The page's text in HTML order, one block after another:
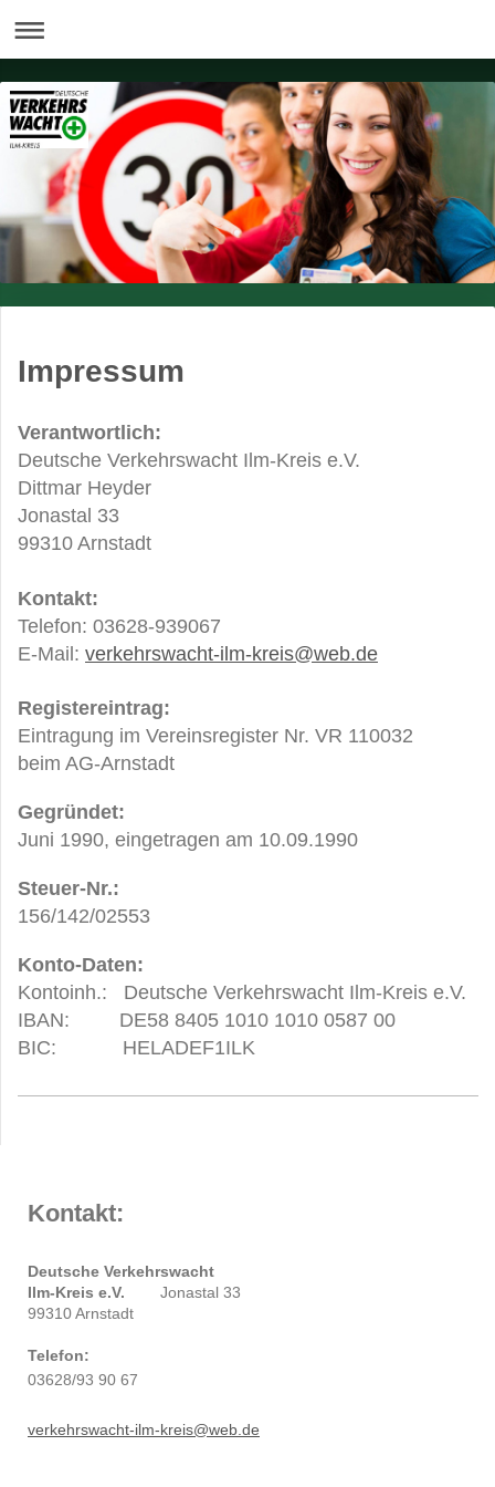
Impressum
Verantwortlich:
Deutsche Verkehrswacht Ilm-Kreis e.V.
Dittmar Heyder
Jonastal 33
99310 Arnstadt
Kontakt:
Telefon: 03628-939067
E-Mail: verkehrswacht-ilm-kreis@web.de
Registereintrag:
Eintragung im Vereinsregister Nr. VR 110032
beim AG-Arnstadt
Gegründet:
Juni 1990, eingetragen am 10.09.1990
Steuer-Nr.:
156/142/02553
Konto-Daten:
Kontoinh.: Deutsche Verkehrswacht Ilm-Kreis e.V.
IBAN: DE58 8405 1010 1010 0587 00
BIC: HELADEF1ILK
Kontakt:
Deutsche Verkehrswacht
Ilm-Kreis e.V.
Jonastal 33
99310 Arnstadt
Telefon:
03628/93 90 67
verkehrswacht-ilm-kreis@web.de